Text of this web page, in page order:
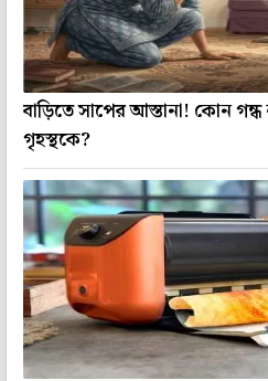
বাড়িতে সাপের আস্তানা! কোন
গৃহস্থকে?